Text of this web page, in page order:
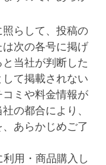
らして、投稿の
次の各号に掲げ
当社が判断した
て掲載されない
ミや料金情報が
の都合により、
あらかじめご了
用・商品購入し